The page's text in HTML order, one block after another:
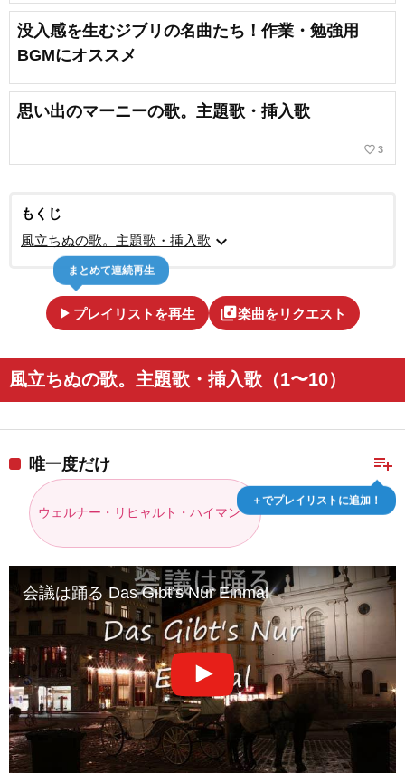
没入感を生むジブリの名曲たち！作業・勉強用
BGMにオススメ
思い出のマーニーの歌。主題歌・挿入歌
favorite_border 3
もくじ
風立ちぬの歌。主題歌・挿入歌 expand_more
play_arrow プレイリストを再生
まとめて連続再生
library_music楽曲をリクエスト
風立ちぬの歌。主題歌・挿入歌（1〜10）
playlist_add
＋でプレイリストに追加！
唯一度だけ
ウェルナー・リヒャルト・ハイマン
会議は踊る Das Gibt’s Nur Einmal